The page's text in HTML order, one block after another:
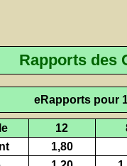
Rapports des
eRapports pour
12
1,80